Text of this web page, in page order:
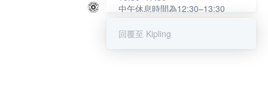
中午休息時間為12:30–13:30
提醒您：系統會自動已讀訊息，如
回覆至 Kipling